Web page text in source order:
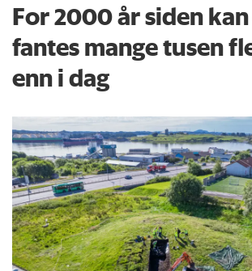
For 2000 år siden
fantes mange tusen
enn i dag